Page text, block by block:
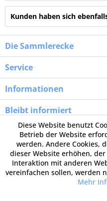
Kunden haben sich
Die Sammlerecke
Service
Informationen
Bleibt informiert
Diese Website benutzt
Betrieb der Website
werden. Andere Cookies,
dieser Website erhöhen,
Interaktion mit anderen
vereinfachen sollen, werden
Mehr